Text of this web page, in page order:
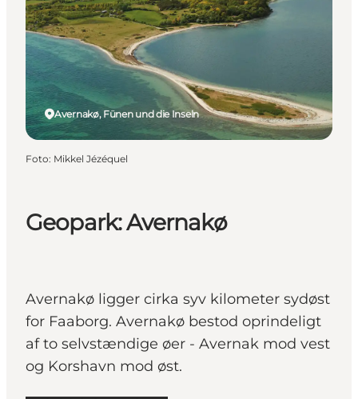
Geopark: Avernakø
Avernakø ligger cirka syv kilometer sydøst
for Faaborg. Avernakø bestod oprindeligt
af to selvstændige øer - Avernak mod vest
og Korshavn mod øst.
Avernakø, Fünen und die Inseln
Foto: Mikkel Jézéquel